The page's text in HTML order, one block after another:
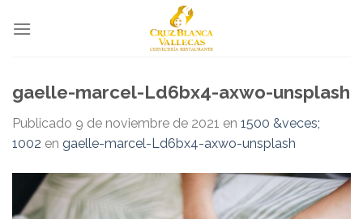
gaelle-marcel-Ld6bx4-axwo-unsplash
Publicado 9 de noviembre de 2021 en 1500 &veces;
1002 en gaelle-marcel-Ld6bx4-axwo-unsplash